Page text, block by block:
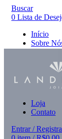
Buscar
0 Lista de
Início
Sobre
Loja
Contato
Entrar /